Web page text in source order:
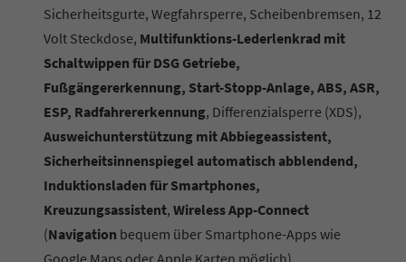
Sicherheitsgurte, Wegfahrsperre, Scheibenbremsen, 12
Volt Steckdose, Multifunktions-Lederlenkrad mit
Schaltwippen für DSG Getriebe,
Fußgängererkennung, Start-Stopp-Anlage, ABS, ASR,
ESP, Radfahrererkennung, Differenzialsperre (XDS),
Ausweichunterstützung mit Abbiegeassistent,
Sicherheitsinnenspiegel automatisch abblendend,
Induktionsladen für Smartphones,
Kreuzungsassistent, Wireless App-Connect
(Navigation bequem über Smartphone-Apps wie
Google Maps oder Apple Karten möglich)